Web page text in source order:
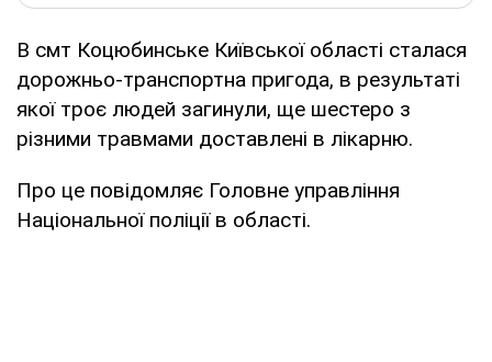
В смт Коцюбинське Київської області сталася
дорожньо-транспортна пригода, в результаті
якої троє людей загинули, ще шестеро з
різними травмами доставлені в лікарню.
Про це повідомляє Головне управління
Національної поліції в області.